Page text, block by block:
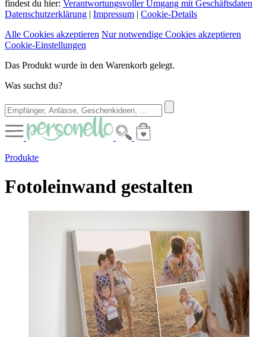
findest du hier: Verantwortungsvoller Umgang mit Geschäftsdaten
Datenschutzerklärung | Impressum | Cookie-Details
Alle Cookies akzeptieren Nur notwendige Cookies akzeptieren
Cookie-Einstellungen
Das Produkt wurde in den Warenkorb gelegt.
Was suchst du?
Produkte
Fotoleinwand gestalten